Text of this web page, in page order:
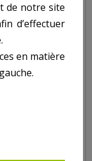
de notre site
d’effectuer
en matière